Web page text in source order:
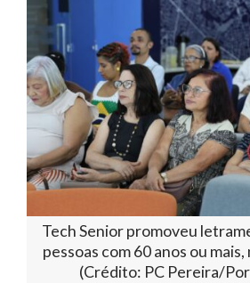
Tech Senior promoveu
pessoas com 60 anos ou
(Crédito: PC Pereira/